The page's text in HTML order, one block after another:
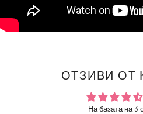
ОТЗИВИ ОТ
На базата на 3